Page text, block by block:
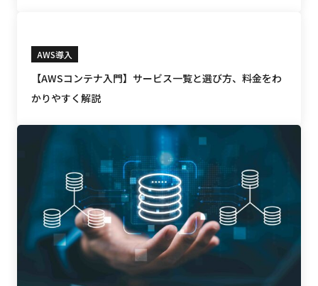
AWS導入
【AWSコンテナ入門】サービス一覧と選び方、料金をわ
かりやすく解説